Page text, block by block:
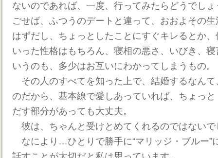
ないのであれば、一度、行ってみたらどうでし
ごせば、ふつうのデートと違って、おおよその
はずだし、ちょっとしたことにすぐキレるとか
いった性格はもちろん、寝相の悪さ、いびき、
いうのも、多少はお互いにわかってしまうもの。
その人のすべてを知った上で、結婚するなん
のだから、基本線で愛しあっていれば、ちょっ
だす部分があっても大丈夫。
彼は、ちゃんと受けとめてくれるのではないで
なにより…ひとりで勝手に“マリッジ・ブルー”